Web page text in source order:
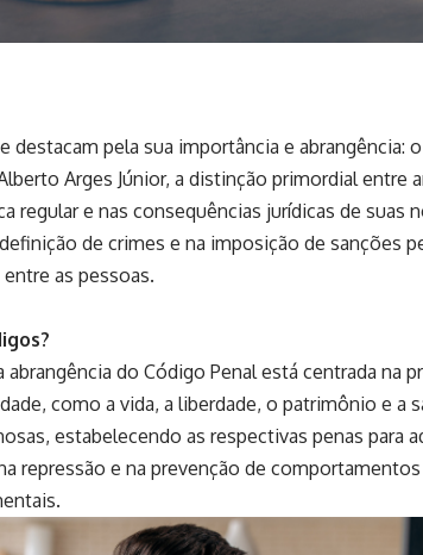
pela sua importância e abrangência:
Arges Júnior, a distinção primordial entre
regular e nas consequências jurídicas de suas
de crimes e na imposição de sanções
as pessoas.
do Código Penal está centrada na
como a vida, a liberdade, o patrimônio e a
estabelecendo as respectivas penas para
repressão e na prevenção de